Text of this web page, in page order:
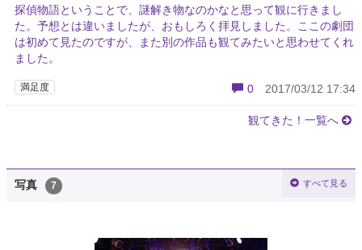
探偵物語ということで、謎解き物なのかなと思って観に行きまし
た。予想とは違いましたが、おもしろく拝見しました。ここの劇団
は初めて見たのですが、また別の作品も観てみたいと思わせてくれ
ました。
満足度 0 2017/03/12 17:34
観てきた！一覧へ
写真 7 すべて見る